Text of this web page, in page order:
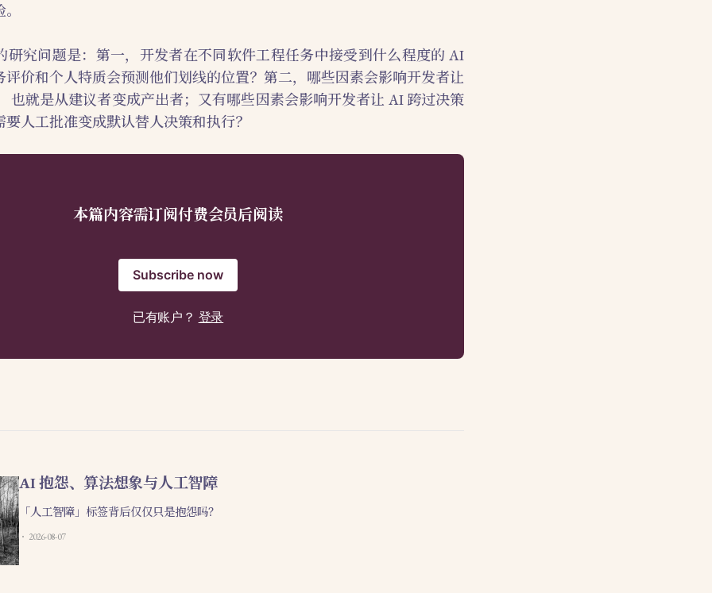
研究问题是：第一，开发者在不同软件工程任务中接受到什么程度的 AI
评价和个人特质会预测他们划线的位置？第二，哪些因素会影响开发者让
也就是从建议者变成产出者；又有哪些因素会影响开发者让 AI 跨过决策
人工批准变成默认替人决策和执行？
本篇内容需订阅付费会员后阅读
Subscribe now
已有账户？ 登录
AI 抱怨、算法想象与人工智障
「人工智障」标签背后仅仅只是抱怨吗？
2026-08-07